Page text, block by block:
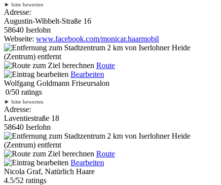
► bitte bewerten
Adresse:
Augustin-Wibbelt-Straße 16
58640 Iserlohn
Webseite: www.facebook.com/monicar.haarmobil
2 km von Iserlohner Heide
(Zentrum) entfernt
Route
Bearbeiten
Wolfgang Goldmann Friseursalon
0/50 ratings
► bitte bewerten
Adresse:
Laventiestraße 18
58640 Iserlohn
2 km von Iserlohner Heide
(Zentrum) entfernt
Route
Bearbeiten
Nicola Graf, Natürlich Haare
4.5/52 ratings